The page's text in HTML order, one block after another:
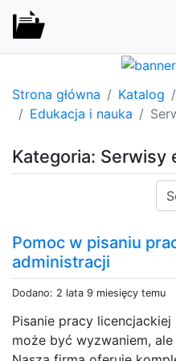
Strona główna Katalog
Edukacja i nauka
Kategoria: Serwisy
Pomoc w pisaniu
administracji
Dodano: 2 lata 9 miesięcy temu
Pisanie pracy
może być wyzwaniem,